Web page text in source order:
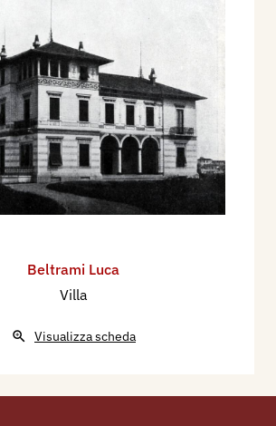
Beltrami Luca
Villa
Visualizza scheda